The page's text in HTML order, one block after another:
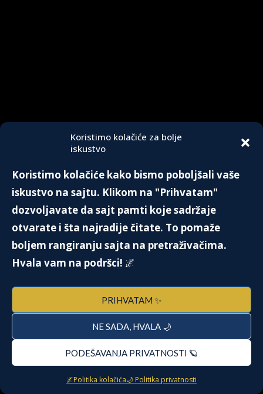
Koristimo kolačiće za bolje
iskustvo
Koristimo kolačiće kako bismo poboljšali vaše
iskustvo na sajtu. Klikom na "Prihvatam"
dozvoljavate da sajt pamti koje sadržaje
otvarate i šta najradije čitate. To pomaže
boljem rangiranju sajta na pretraživačima.
Hvala vam na podršci! 🌌
PRIHVATAM ✨
NE SADA, HVALA 🌙
PODEŠAVANJA PRIVATNOSTI 🪐
🌌Politika kolačića🌙 Politika privatnosti
Follow on Instagram
NEDAVNE OBJAVE